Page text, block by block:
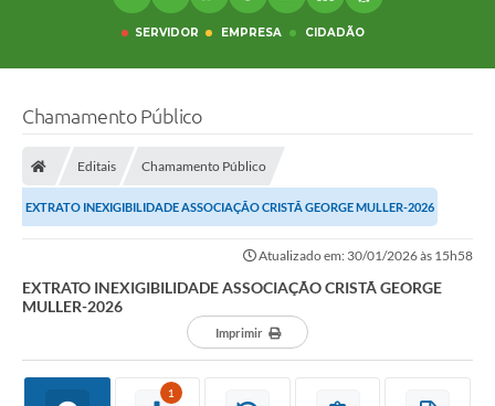
SERVIDOR EMPRESA CIDADÃO
Chamamento Público
Editais Chamamento Público
EXTRATO INEXIGIBILIDADE ASSOCIAÇÃO CRISTÃ GEORGE MULLER-2026
Atualizado em: 30/01/2026 às 15h58
EXTRATO INEXIGIBILIDADE ASSOCIAÇÃO CRISTÃ GEORGE
MULLER-2026
Imprimir
1